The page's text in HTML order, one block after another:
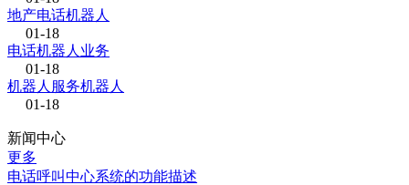
地产电话机器人
01-18
电话机器人业务
01-18
机器人服务机器人
01-18
新闻中心
更多
电话呼叫中心系统的功能描述